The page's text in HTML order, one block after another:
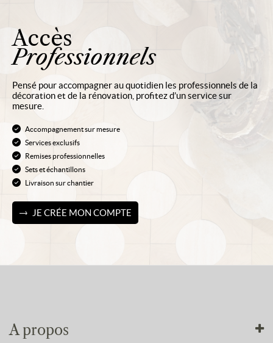
Accès
Professionnels
Pensé pour accompagner au quotidien les professionnels de la
décoration et de la rénovation, profitez d’un service sur
mesure.
Accompagnement sur mesure
Services exclusifs
Remises professionnelles
Sets et échantillons
Livraison sur chantier
JE CRÉE MON COMPTE
A propos